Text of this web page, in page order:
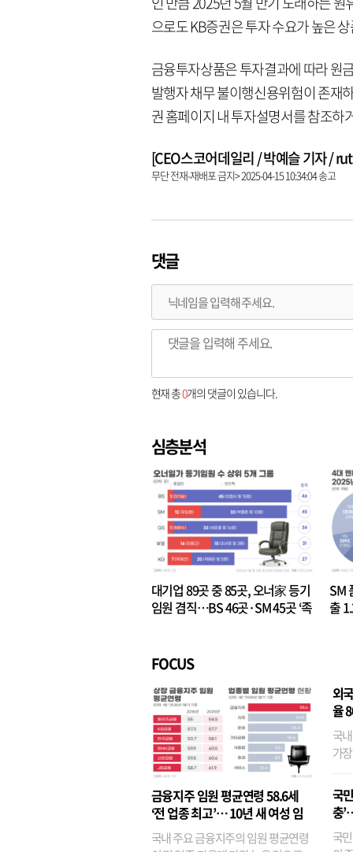
으로도 KB증권은 투자 수요가 높은
금융투자상품은 투자결과에 따라 원
발행자 채무 불이행신용위험이 존재
권 홈페이지 내 투자설명서를 참조하
[CEO스코어데일리 / 박예슬 기자 /
무단 전재-재배포 금지> 2025-04-15 10:34:04 송고
댓글
현재 총0개의 댓글이 있습니다.
심층분석
대기업 89곳 중 85곳, 오너家 등기
임원 겸직…BS 46곳·SM 45곳 ‘족
SM
출
FOCUS
금융지주 임원 평균연령 58.6세
‘전 업종 최고’… 10년 새 여성 임
원은 14배 껑충
국내 주요 금융지주의 임원 평균연령
외
율
국
가
융
기
국
충
국